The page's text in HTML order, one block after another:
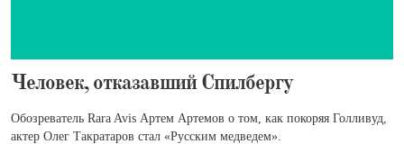
​Человек, отказавший Спилбергу
Обозреватель Rara Avis Артем Артемов о том, как покоряя Голливуд,
актер Олег Такратаров стал «Русским медведем».